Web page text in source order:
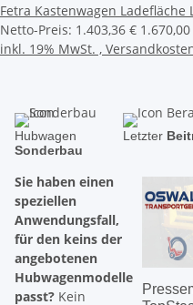
Fetra Kastenwagen Ladefläche
Netto-Preis: 1.403,36 €
inkl. 19% MwSt. ,
Hubwagen
Sonderbau
Sie haben einen
speziellen
Anwendungsfall,
für den keins der
angebotenen
Hubwagenmodelle
passt? Kein
Letzter